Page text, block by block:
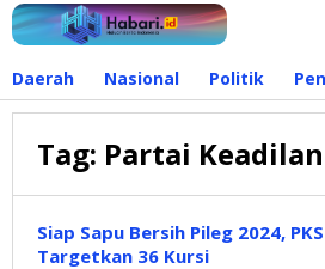
Lewati
ke
Daerah Nasional Politik
Tag: Partai
Siap Sapu Bersih Pileg 2024, PKS
Targetkan 36 Kursi